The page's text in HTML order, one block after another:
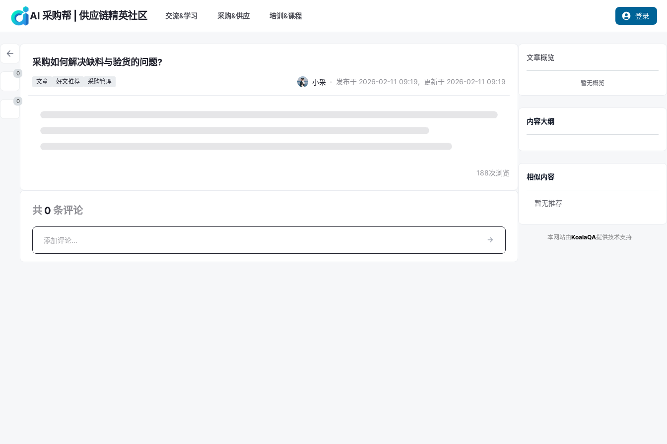
AI 采购帮 | 供应链精英社区 交流&学习 采购&供应 培训&课程 登录
0
0
采购如何解决缺料与验货的问题?
文章 好文推荐 采购管理 小采 · 发布于 2026-02-11 09:19, 更新于 2026-02-11 09:19
188次浏览
共 0 条评论
文章概览
暂无概览
内容大纲
相似内容
暂无推荐
本网站由KoalaQA提供技术支持